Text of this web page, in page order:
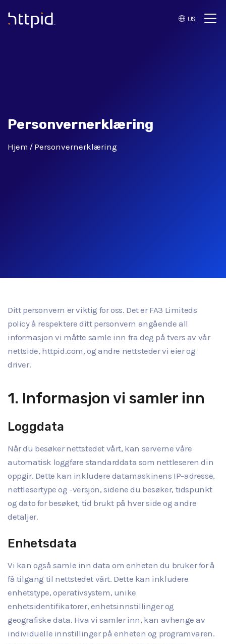
™
US
Personvernerklæring
Hjem Personvernerklæring
Ditt personvern er viktig for oss. Det er FA3 Limiteds
policy å respektere ditt personvern angående all
informasjon vi måtte samle inn fra deg på tvers av vår
nettside, httpid.com, og andre nettsteder vi eier og
driver.
1. Informasjon vi samler inn
Loggdata
Når du besøker nettstedet vårt, kan serverne våre
automatisk loggføre standarddata som nettleseren din
oppgir. Dette kan inkludere datamaskinens IP-adresse,
nettlesertype og -versjon, sidene du besøker, tidspunkt
og dato for besøket, tid brukt på hver side og andre
detaljer.
Enhetsdata
Vi kan også samle inn data om enheten du bruker for å
få tilgang til nettstedet vårt. Dette kan inkludere
enhetstype, operativsystem, unike
enhetsidentifikatorer, enhetsinnstillinger og
geografiske data. Hva vi samler inn, kan avhenge av
individuelle innstillinger på enheten og programvaren.